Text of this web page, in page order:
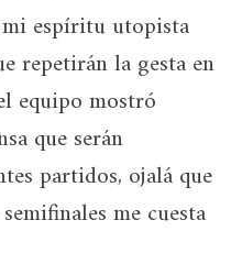
espíritu utopista
repetirán la gesta en
equipo mostró
que serán
partidos, ojalá que
me cuesta